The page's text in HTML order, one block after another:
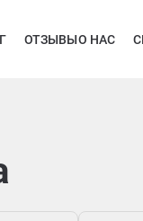
ОТЗЫВЫО НАС